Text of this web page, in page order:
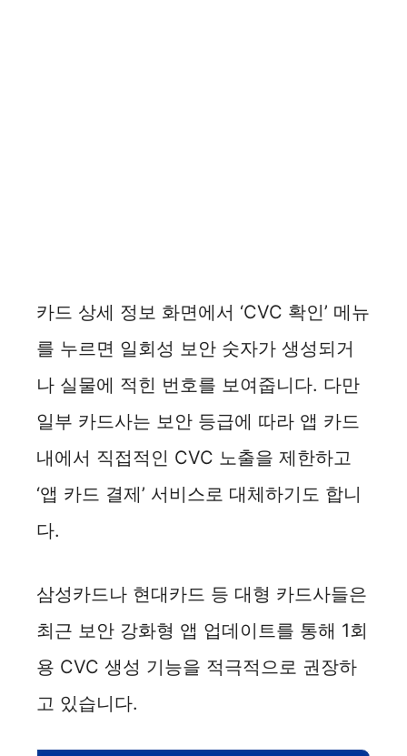
카드 상세 정보 화면에서 ‘CVC 확인’ 메뉴
를 누르면 일회성 보안 숫자가 생성되거
나 실물에 적힌 번호를 보여줍니다. 다만
일부 카드사는 보안 등급에 따라 앱 카드
내에서 직접적인 CVC 노출을 제한하고
‘앱 카드 결제’ 서비스로 대체하기도 합니
다.
삼성카드나 현대카드 등 대형 카드사들은
최근 보안 강화형 앱 업데이트를 통해 1회
용 CVC 생성 기능을 적극적으로 권장하
고 있습니다.